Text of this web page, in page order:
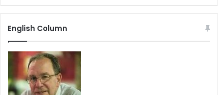
English Column